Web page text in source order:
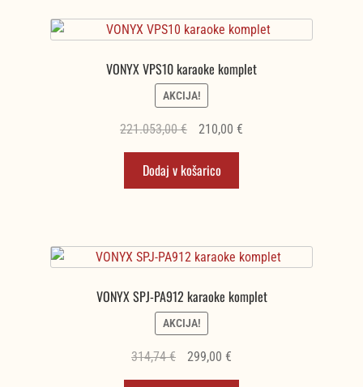
VONYX VPS10 karaoke komplet
AKCIJA!
221.053,00€
Izvirna
cena
je
bila:
210,00 €Trenutna
Dodaj v košarico
VONYX SPJ-PA912 karaoke komplet
AKCIJA!
314,74€
Izvirna
cena
299,00 €Trenutna
cena